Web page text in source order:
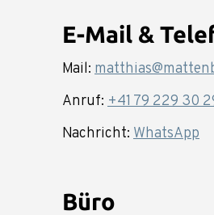
E-Mail &
Mail:
Anruf: +41 79 229 30
Nachricht: WhatsApp
Büro